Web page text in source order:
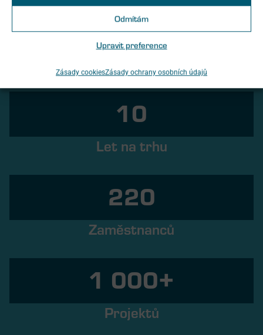
Odmítám
Upravit preference
Zásady cookiesZásady ochrany osobních údajů
modernizována v rámci související stavební akce).
Vedoucí projektu: Ing. arch. Vítězslav Glomb
Let na trhu
10
Zaměstnanců
220
Projektů
1 000+